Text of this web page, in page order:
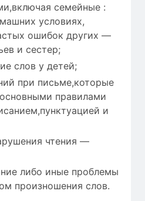
семейные :
условиях,
ошибок других —
и сестер;
слов у детей;
при письме,которые
правилами
и
чтения —
либо иные проблемы
произношения слов.